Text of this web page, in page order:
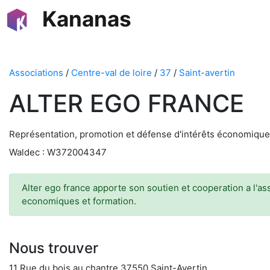
Kananas
Associations / Centre-val de loire / 37 / Saint-avertin
ALTER EGO FRANCE
Représentation, promotion et défense d'intérêts
Waldec : W372004347
Alter ego france apporte son soutien et cooperation a
economiques et formation.
Nous trouver